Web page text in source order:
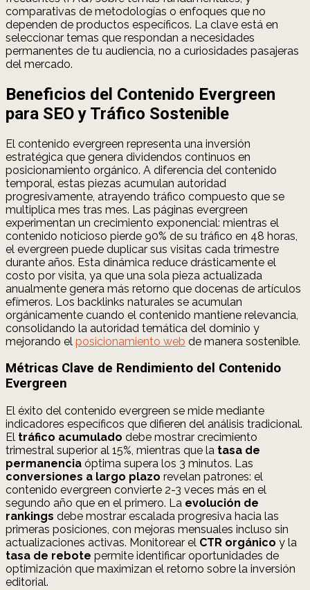
comparativas de metodologías o enfoques que no
dependen de productos específicos. La clave está en
seleccionar temas que respondan a necesidades
permanentes de tu audiencia, no a curiosidades pasajeras
del mercado.
Beneficios del Contenido Evergreen
para SEO y Tráfico Sostenible
El contenido evergreen representa una inversión
estratégica que genera dividendos continuos en
posicionamiento orgánico. A diferencia del contenido
temporal, estas piezas acumulan autoridad
progresivamente, atrayendo tráfico compuesto que se
multiplica mes tras mes. Las páginas evergreen
experimentan un crecimiento exponencial: mientras el
contenido noticioso pierde 90% de su tráfico en 48 horas,
el evergreen puede duplicar sus visitas cada trimestre
durante años. Esta dinámica reduce drásticamente el
costo por visita, ya que una sola pieza actualizada
anualmente genera más retorno que docenas de artículos
efímeros. Los backlinks naturales se acumulan
orgánicamente cuando el contenido mantiene relevancia,
consolidando la autoridad temática del dominio y
mejorando el posicionamiento web de manera sostenible.
Métricas Clave de Rendimiento del Contenido
Evergreen
El éxito del contenido evergreen se mide mediante
indicadores específicos que difieren del análisis tradicional.
El tráfico acumulado debe mostrar crecimiento
trimestral superior al 15%, mientras que la tasa de
permanencia óptima supera los 3 minutos. Las
conversiones a largo plazo revelan patrones: el
contenido evergreen convierte 2-3 veces más en el
segundo año que en el primero. La evolución de
rankings debe mostrar escalada progresiva hacia las
primeras posiciones, con mejoras mensuales incluso sin
actualizaciones activas. Monitorear el CTR orgánico y la
tasa de rebote permite identificar oportunidades de
optimización que maximizan el retorno sobre la inversión
editorial.